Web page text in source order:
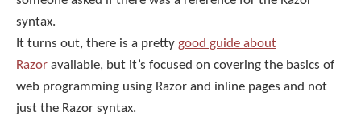
syntax.
It turns out, there is a pretty good guide about
Razor available, but it’s focused on covering the basics of
web programming using Razor and inline pages and not
just the Razor syntax.